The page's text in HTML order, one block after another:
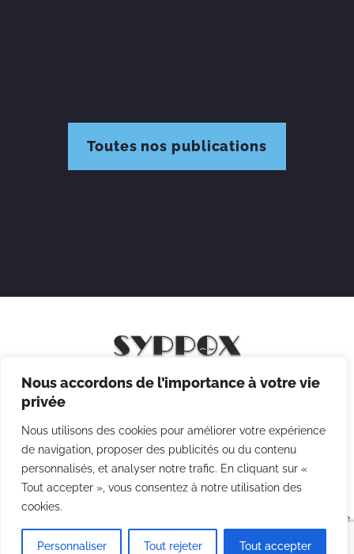
Nous accordons de l’importance à votre vie
privée
Nous utilisons des cookies pour améliorer votre expérience
de navigation, proposer des publicités ou du contenu
personnalisés, et analyser notre trafic. En cliquant sur «
Tout accepter », vous consentez à notre utilisation des
cookies.
Personnaliser Tout rejeter Tout accepter
Toutes nos publications
Mentions légales
Politique des cookies
CGV
Agence
Point Com